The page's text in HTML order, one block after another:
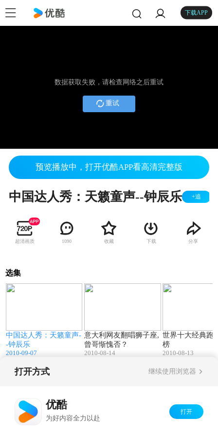
下载APP
数据获取失败，请检查网络之后重试
重试
预览播放中，打开优酷APP看高清完整版
中国达人秀：天籁童声--钟辰乐 +追
超清画质 1090 收藏 下载 分享
选集
中国达人秀：天籁童声-
-钟辰乐
2010-09-07
意大利网友翻唱狮子座,
曾哥惭愧否？
2010-08-14
世界十大经典跑
榜
2010-08-13
打开方式 继续使用浏览器
优酷
为好内容全力以赴
打开